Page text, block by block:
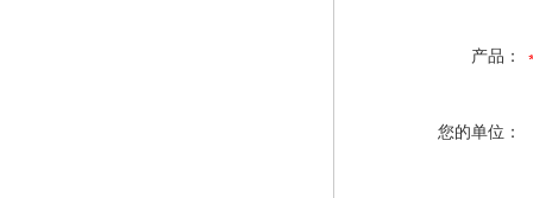
产品：
您的单位：